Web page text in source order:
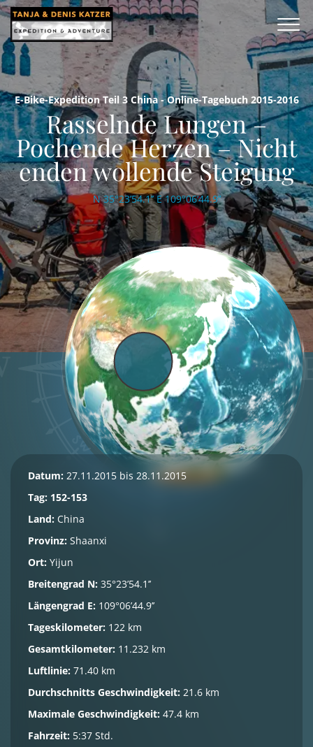
E-Bike-Expedition Teil 3 China - Online-Tagebuch 2015-2016
Rasselnde Lungen –
Pochende Herzen – Nicht
enden wollende Steigung
N 35°23’54.1’’ E 109°06’44.9’’
Datum: 27.11.2015 bis 28.11.2015
Tag: 152-153
Land: China
Provinz: Shaanxi
Ort: Yijun
Breitengrad N: 35°23’54.1’’
Längengrad E: 109°06’44.9’’
Tageskilometer: 122 km
Gesamtkilometer: 11.232 km
Luftlinie: 71.40 km
Durchschnitts Geschwindigkeit: 21.6 km
Maximale Geschwindigkeit: 47.4 km
Fahrzeit: 5:37 Std.